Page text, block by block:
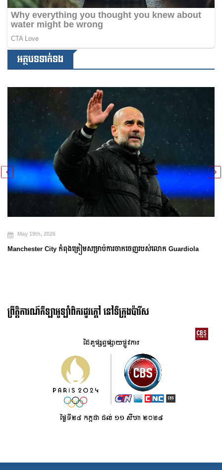
អត្ថបទទាក់ទង
កំពុងត្រៀមសម្រាប់ការចាកចេញរបស់លោក Guardiola Cup
ព្រឹត្តិការណ៍កីឡាអូឡាំពិករដូវក្ដៅ នៅទីក្រុងប៉ារីស